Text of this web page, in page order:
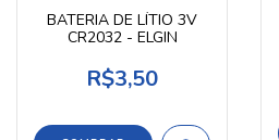
BATERIA DE LÍTIO 3V
CR2032 - ELGIN
R$3,50